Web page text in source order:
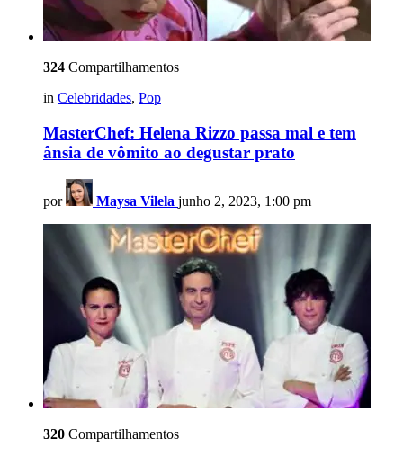
324 Compartilhamentos
in Celebridades, Pop
MasterChef: Helena Rizzo passa mal e tem
ânsia de vômito ao degustar prato
por Maysa Vilela junho 2, 2023, 1:00 pm
320 Compartilhamentos